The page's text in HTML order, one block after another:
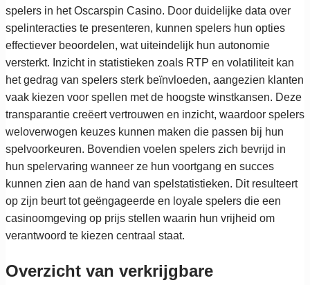
spelers in het Oscarspin Casino. Door duidelijke data over
spelinteracties te presenteren, kunnen spelers hun opties
effectiever beoordelen, wat uiteindelijk hun autonomie
versterkt. Inzicht in statistieken zoals RTP en volatiliteit kan
het gedrag van spelers sterk beïnvloeden, aangezien klanten
vaak kiezen voor spellen met de hoogste winstkansen. Deze
transparantie creëert vertrouwen en inzicht, waardoor spelers
weloverwogen keuzes kunnen maken die passen bij hun
spelvoorkeuren. Bovendien voelen spelers zich bevrijd in
hun spelervaring wanneer ze hun voortgang en succes
kunnen zien aan de hand van spelstatistieken. Dit resulteert
op zijn beurt tot geëngageerde en loyale spelers die een
casinoomgeving op prijs stellen waarin hun vrijheid om
verantwoord te kiezen centraal staat.
Overzicht van verkrijgbare